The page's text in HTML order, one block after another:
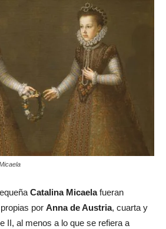
Catalina Micaelafueran
por Anna de Austria, cuarta y
II, al menos a lo que se refiera a